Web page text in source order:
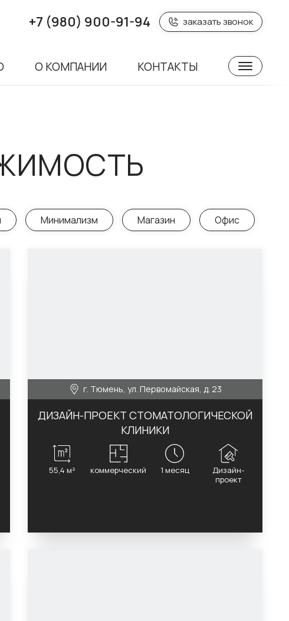
+7 (980) 900-91-94 заказать звонок
О КОМПАНИИ КОНТАКТЫ
Минимализм Магазин Офис
ДИЗАЙН-ПРОЕКТ СТОМАТОЛОГИЧЕСКОЙ
КЛИНИКИ
г. Тюмень, ул. Первомайская, д. 23
55,4 м² коммерческий 1 месяц
Дизайн-
проект